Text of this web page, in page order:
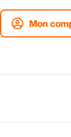
Mon